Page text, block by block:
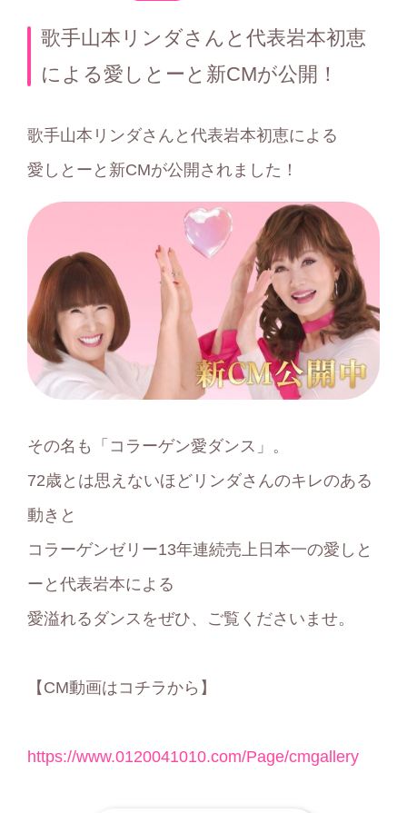
歌手山本リンダさんと代表岩本初恵
による愛しとーと新CMが公開！
ー
歌手山本リンダさんと代表岩本初恵による
愛しとーと新CMが公開されました！
その名も「コラーゲン愛ダンス」。
72歳とは思えないほどリンダさんのキレのある
動きと
コラーゲンゼリー13年連続売上日本一の愛しと
ーと代表岩本による
愛溢れるダンスをぜひ、ご覧くださいませ。
【CM動画はコチラから】
https://www.0120041010.com/Page/cmgallery